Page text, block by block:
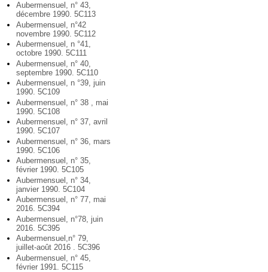
Aubermensuel, n° 43,
décembre 1990. 5C113
Aubermensuel, n°42
novembre 1990. 5C112
Aubermensuel, n °41,
octobre 1990. 5C111
Aubermensuel, n° 40,
septembre 1990. 5C110
Aubermensuel, n °39, juin
1990. 5C109
Aubermensuel, n° 38 , mai
1990. 5C108
Aubermensuel, n° 37, avril
1990. 5C107
Aubermensuel, n° 36, mars
1990. 5C106
Aubermensuel, n° 35,
février 1990. 5C105
Aubermensuel, n° 34,
janvier 1990. 5C104
Aubermensuel, n° 77, mai
2016. 5C394
Aubermensuel, n°78, juin
2016. 5C395
Aubermensuel,n° 79,
juillet-août 2016 . 5C396
Aubermensuel, n° 45,
février 1991. 5C115